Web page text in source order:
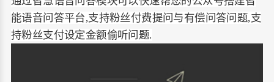
能语音问答平台,支持粉丝付费提问与有偿问答问题,支
持粉丝支付设定金额偷听问题.